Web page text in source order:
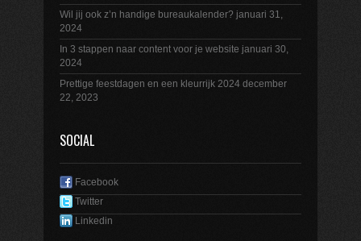
Wil jij ook z’n handige bureaukalender? januari 31,
2024
In 3 stappen naar content voor je website januari 30,
2024
Prettige feestdagen en een kleurrijk 2024 december
22, 2023
SOCIAL
Facebook
Twitter
Linkedin